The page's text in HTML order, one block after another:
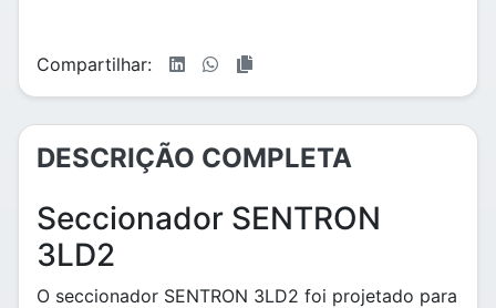
Compartilhar:
DESCRIÇÃO COMPLETA
Seccionador SENTRON
3LD2
O seccionador SENTRON 3LD2 foi projetado para